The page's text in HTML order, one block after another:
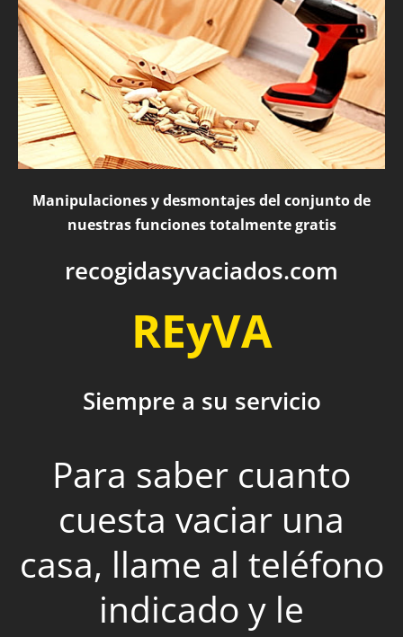
Manipulaciones y desmontajes del conjunto de
nuestras funciones totalmente gratis
recogidasyvaciados.com
REyVA
Siempre a su servicio
Para saber cuanto
cuesta vaciar una
casa, llame al teléfono
indicado y le